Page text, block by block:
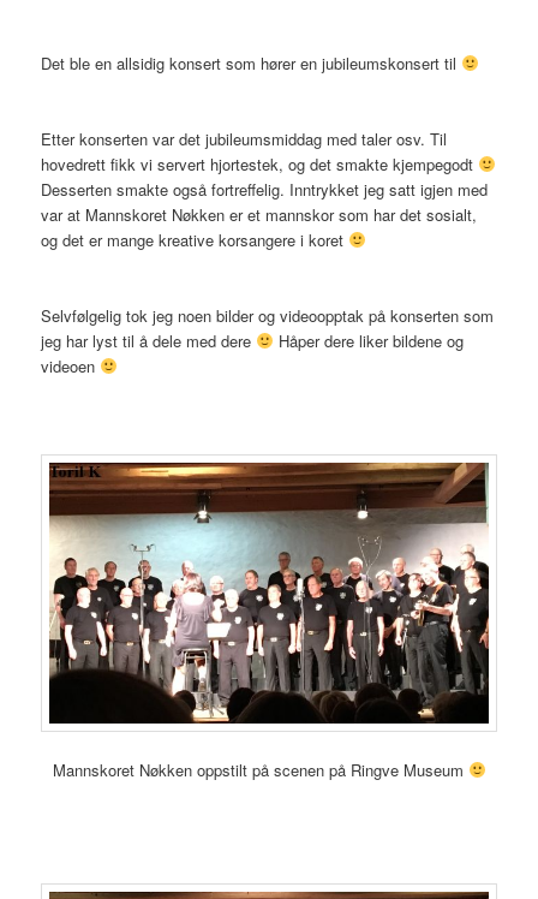
Det ble en allsidig konsert som hører en jubileumskonsert til
Etter konserten var det jubileumsmiddag med taler osv. Til
hovedrett fikk vi servert hjortestek, og det smakte kjempegodt
Desserten smakte også fortreffelig. Inntrykket jeg satt igjen med
var at Mannskoret Nøkken er et mannskor som har det sosialt,
og det er mange kreative korsangere i koret
Selvfølgelig tok jeg noen bilder og videoopptak på konserten som
jeg har lyst til å dele med dere
Håper dere liker bildene og
videoen
Mannskoret Nøkken oppstilt på scenen på Ringve Museum